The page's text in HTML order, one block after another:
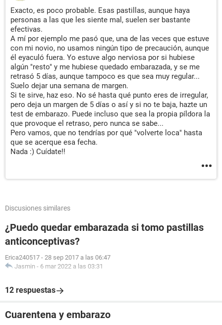
Exacto, es poco probable. Esas pastillas, aunque haya
personas a las que les siente mal, suelen ser bastante
efectivas.
A mí por ejemplo me pasó que, una de las veces que estuve
con mi novio, no usamos ningún tipo de precaución, aunque
él eyaculó fuera. Yo estuve algo nerviosa por si hubiese
algún "resto" y me hubiese quedado embarazada, y se me
retrasó 5 días, aunque tampoco es que sea muy regular...
Suelo dejar una semana de margen.
Si te sirve, haz eso. No sé hasta qué punto eres de irregular,
pero deja un margen de 5 días o así y si no te baja, hazte un
test de embarazo. Puede incluso que sea la propia píldora la
que provoque el retraso, pero nunca se sabe...
Pero vamos, que no tendrías por qué "volverte loca" hasta
que se acerque esa fecha.
Nada :) Cuídate!!
Discusiones similares
¿Puedo quedar embarazada si tomo pastillas
anticonceptivas?
Erica240517 - 28 sep 2017 a las 06:47
Jasmin - 6 mar 2022 a las 03:31
12 respuestas
Cuarentena y embarazo